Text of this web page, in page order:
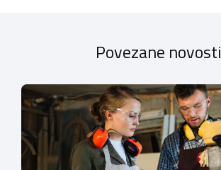
Povezane novosti